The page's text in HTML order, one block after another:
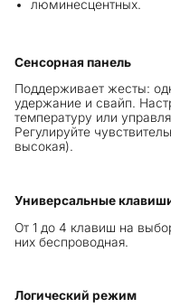
люминесцентных.
Сенсорная панель
Поддерживает жесты:
удержание и свайп.
температуру или
Регулируйте
высокая).
Универсальные
От 1 до 4 клавиш на
них беспроводная.
Логический режим